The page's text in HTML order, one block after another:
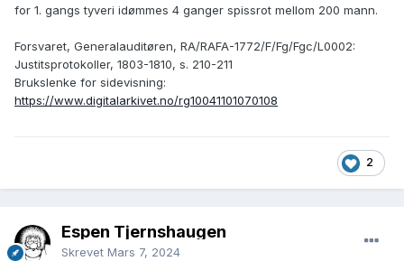
for 1. gangs tyveri idømmes 4 ganger spissrot mellom 200 mann.
Forsvaret, Generalauditøren, RA/RAFA-1772/F/Fg/Fgc/L0002:
Justitsprotokoller, 1803-1810, s. 210-211
Brukslenke for sidevisning:
https://www.digitalarkivet.no/rg10041101070108
2
Espen Tjernshaugen
Skrevet Mars 7, 2024